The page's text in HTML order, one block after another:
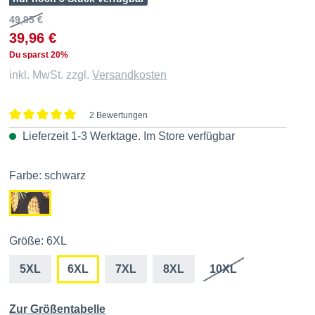
49,95 €
39,96 €
Du sparst 20%
inkl. MwSt. zzgl.Versandkosten
Durchschnittliche Bewertung von 5 von 5 Sternen
2 Bewertungen
Lieferzeit 1-3 Werktage. Im Store verfügbar
Farbe: schwarz
Größe: 6XL
5XL 6XL 7XL 8XL 10XL
Zur Größentabelle